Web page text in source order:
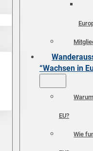
“Wachsen in
EU?
Wie